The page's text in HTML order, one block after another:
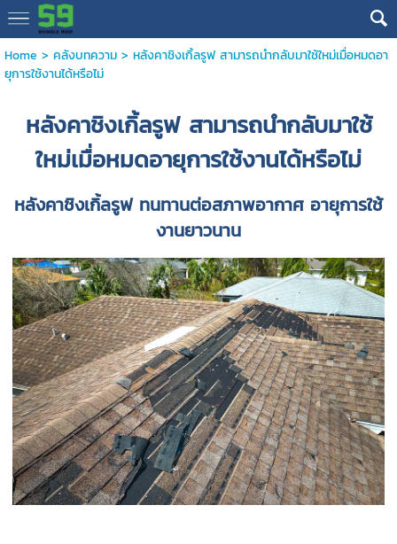
Home > คลังบทความ> หลังคาชิงเกิ้ลรูฟ สามารถนำกลับมาใช้ใหม่เมื่อหมดอา
ยุการใช้งานได้หรือไม่
หลังคาชิงเกิ้ลรูฟสามารถนำกลับมาใช้
ใหม่เมื่อหมดอายุการใช้งานได้หรือไม่
หลังคาชิงเกิ้ลรูฟทนทานต่อสภาพอากาศ อายุการใช้
งานยาวนาน